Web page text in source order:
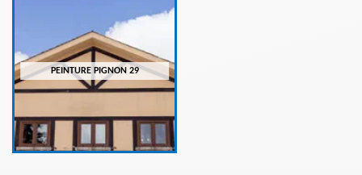
PEINTURE PIGNON 29